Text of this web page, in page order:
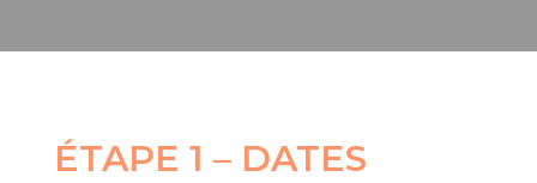
ÉTAPE 1 – DATES